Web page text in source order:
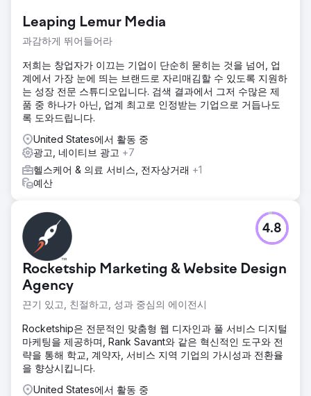
Leaping Lemur Media
과감하게 뛰어들어라
저희는 창업자가 이끄는 기업이 단순히 묻히는 것을 넘어, 업
계에서 가장 눈에 띄는 브랜드로 자리매김할 수 있도록 지원하
는 성장 전문 스튜디오입니다. 검색 결과에서 그저 수많은 제
품 중 하나가 아닌, 업계 최고로 인정받는 기업으로 거듭나도
록 도와드립니다.
United States에서 활동 중
광고, 네이티브 광고 +7
헬스케어 & 의료 서비스, 전자상거래 +1
예산
Rocketship Marketing & Website Design
Agency
끈기 있고, 친절하고, 성과 중심의 에이전시
4.8
Rocketship은 전문적인 맞춤형 웹 디자인과 풀 서비스 디지털
마케팅을 제공하며, Rank Savant와 같은 혁신적인 도구와 전
략을 통해 학교, 계약자, 서비스 지역 기업의 가시성과 전환율
을 향상시킵니다.
United States에서 활동 중